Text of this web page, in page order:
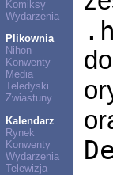
Komiksy
Wydarzenia
Plikownia
Nihon
Konwenty
Media
Teledyski
Zwiastuny
Kalendarz
Rynek
Konwenty
Wydarzenia
Telewizja